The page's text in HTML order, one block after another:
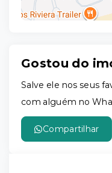
Gostou do
Salve ele nos seus
com alguém no
Compartilhar